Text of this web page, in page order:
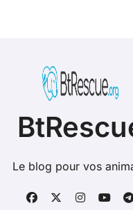
Le blog pour vos